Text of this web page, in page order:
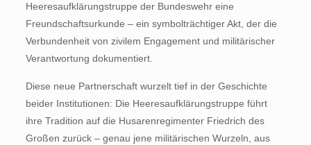
Heeresaufklärungstruppe der Bundeswehr eine
Freundschaftsurkunde – ein symbolträchtiger Akt, der die
Verbundenheit von zivilem Engagement und militärischer
Verantwortung dokumentiert.
Diese neue Partnerschaft wurzelt tief in der Geschichte
beider Institutionen: Die Heeresaufklärungstruppe führt
ihre Tradition auf die Husarenregimenter Friedrich des
Großen zurück – genau jene militärischen Wurzeln, aus